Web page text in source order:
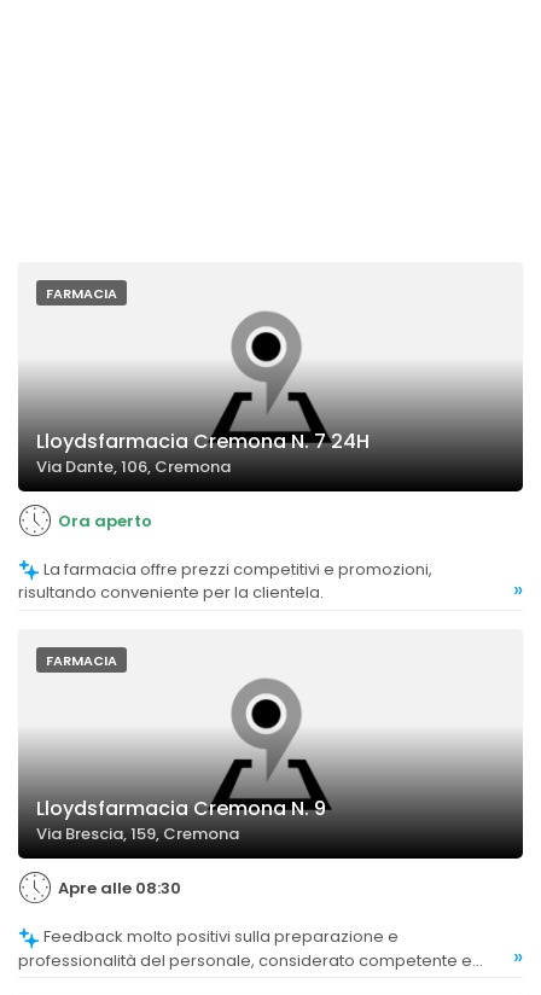
FARMACIA
Lloydsfarmacia Cremona N. 7 24H
Via Dante, 106, Cremona
Ora aperto
risultando conveniente per la clientela.
»
FARMACIA
Lloydsfarmacia Cremona N. 9
Via Brescia, 159, Cremona
Apre alle 08:30
professionalità del personale, considerato competente e
»